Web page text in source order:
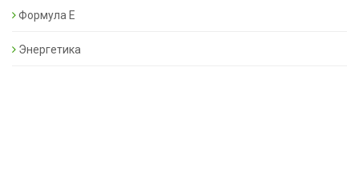
Формула Е
Энергетика